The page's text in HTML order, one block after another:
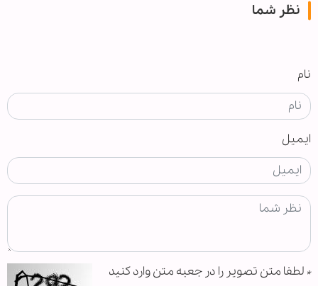
نظر شما
نام
ایمیل
* لطفا متن تصویر را در جعبه متن وارد کنید